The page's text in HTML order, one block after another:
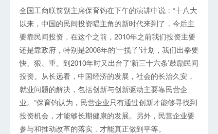
全国工商联前副主席保育钧在下午的演讲中说：“十八大
以来，中国的民间投资唱主角的新时代来到了，今后主
要靠民间投资，在这个之前，2010年之前我们投资主要
还是靠政府，特别是2008年的‘一揽子’计划，我们出拳要
快、狠、重。到2010年时又出台了‘新三十六条’鼓励民间
投资。从长远看，中国经济的发展，社会的长治久安，
就业问题的解决，包括创新与创新驱动主要靠民营企
业。”保育钧认为，民营企业只有通过创新才能够寻找到
投资机会，才能够长期健康的发展。另外，民营企业要
参与和推动改革的落实，才能真正做到平等。